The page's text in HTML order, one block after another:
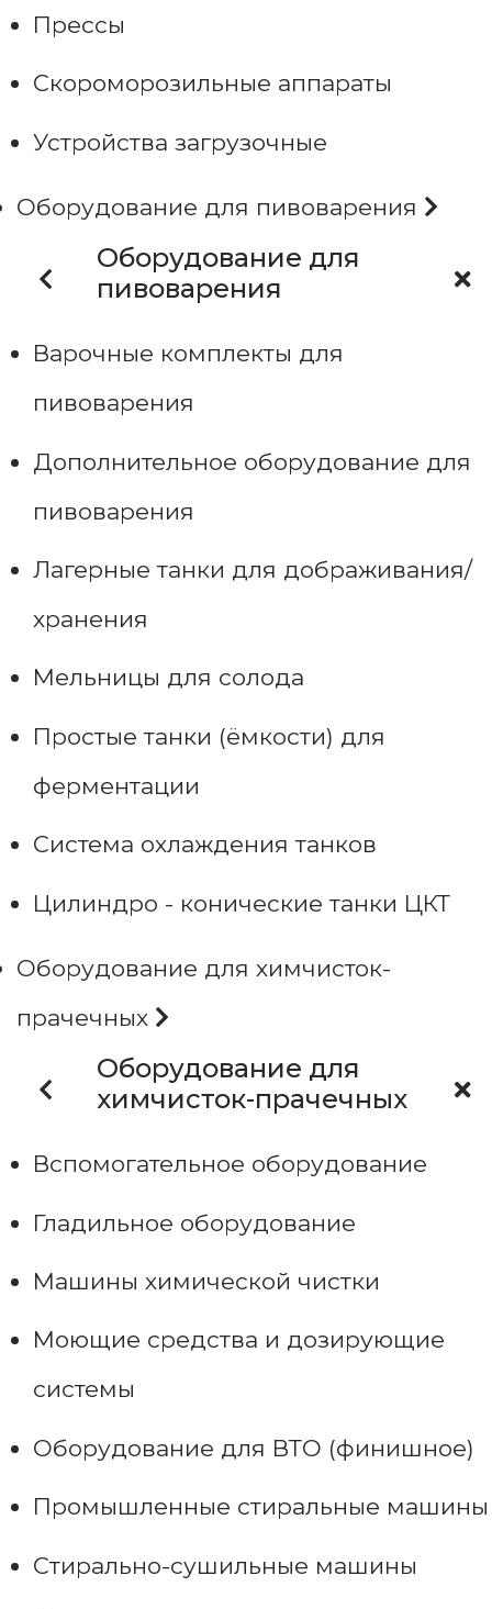
Прессы
Скороморозильные аппараты
Устройства загрузочные
Оборудование для пивоварения
Оборудование для
пивоварения
Варочные комплекты для
пивоварения
Дополнительное оборудование для
пивоварения
Лагерные танки для дображивания/
хранения
Мельницы для солода
Простые танки (ёмкости) для
ферментации
Система охлаждения танков
Цилиндро - конические танки ЦКТ
Оборудование для химчисток-
прачечных
Оборудование для
химчисток-прачечных
Вспомогательное оборудование
Гладильное оборудование
Машины химической чистки
Моющие средства и дозирующие
системы
Оборудование для ВТО (финишное)
Промышленные стиральные машины
Стирально-сушильные машины